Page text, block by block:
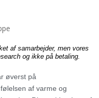
af samarbejder, men vores
og ikke på betaling.
øverst på
af varme og